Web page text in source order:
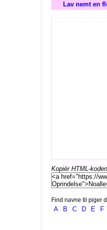
Lav nemt en
Kopiér HTML-
Find navne til piger
A B C D E F